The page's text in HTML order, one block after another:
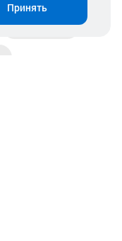
Магазины
Принять